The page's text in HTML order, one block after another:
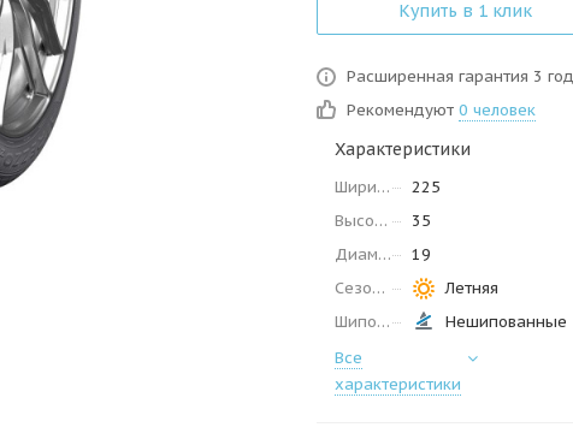
Купить в 1 клик
Расширенная гарантия 3
Рекомендуют 0 человек
Характеристики
Ширина
225
Высота
35
Диаметр
19
Сезон
Летняя
Шипованные
Нешипованные
Все
характеристики